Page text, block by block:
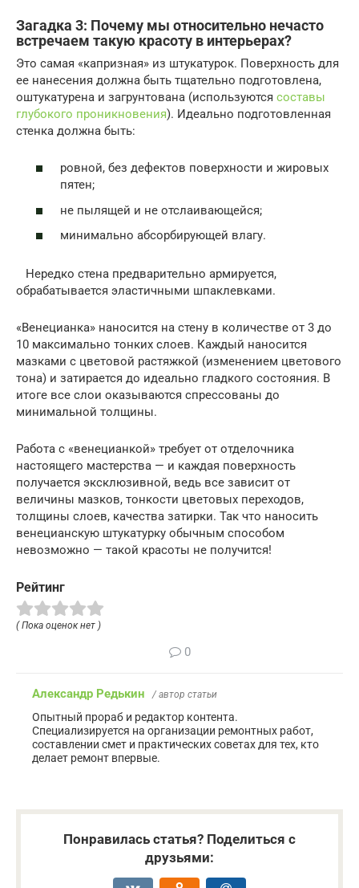
Загадка 3: Почему мы относительно нечасто
встречаем такую красоту в интерьерах?
Это самая «капризная» из штукатурок. Поверхность для
ее нанесения должна быть тщательно подготовлена,
оштукатурена и загрунтована (используются составы
глубокого проникновения). Идеально подготовленная
стенка должна быть:
ровной, без дефектов поверхности и жировых
пятен;
не пылящей и не отслаивающейся;
минимально абсорбирующей влагу.
Нередко стена предварительно армируется,
обрабатывается эластичными шпаклевками.
«Венецианка» наносится на стену в количестве от 3 до
10 максимально тонких слоев. Каждый наносится
мазками с цветовой растяжкой (изменением цветового
тона) и затирается до идеально гладкого состояния. В
итоге все слои оказываются спрессованы до
минимальной толщины.
Работа с «венецианкой» требует от отделочника
настоящего мастерства — и каждая поверхность
получается эксклюзивной, ведь все зависит от
величины мазков, тонкости цветовых переходов,
толщины слоев, качества затирки. Так что наносить
венецианскую штукатурку обычным способом
невозможно — такой красоты не получится!
Рейтинг
( Пока оценок нет )
0
Александр Редькин / автор статьи
Опытный прораб и редактор контента.
Специализируется на организации ремонтных работ,
составлении смет и практических советах для тех, кто
делает ремонт впервые.
Понравилась статья? Поделиться с
друзьями: